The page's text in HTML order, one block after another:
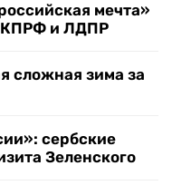
мечта»
КПРФ и ЛДПР
сложная зима за
сербские
Зеленского